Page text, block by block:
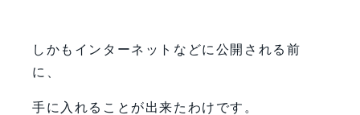
しかもインターネットなどに公開される前
に、
手に入れることが出来たわけです。